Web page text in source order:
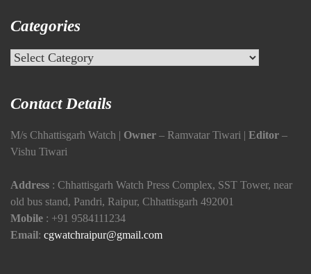
Categories
Categories
Contact Details
M/s Chhattisgarh Watch | Owner – Ramvatar Tiwari | Editor –
Vishu Tiwari
Address : Chhattisgarh Watch Press Complex, SST Tower, near
old bus stand, Pandri, Raipur, Chhattisgarh 492001
Mobile : +91 9584111234
Email: cgwatchraipur@gmail.com